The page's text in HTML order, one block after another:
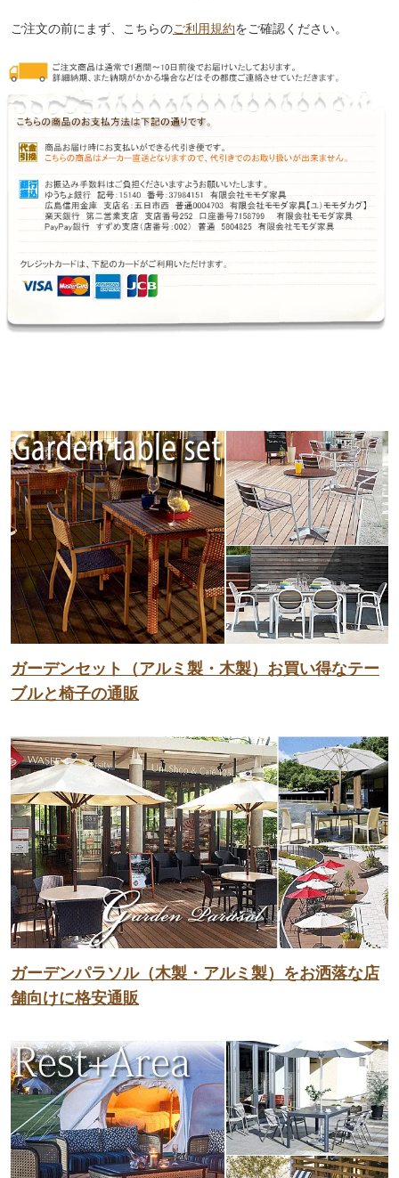
ご注文の前にまず、こちらのご利用規約をご確認ください。
ガーデンセット（アルミ製・木製）お買い得なテー
ブルと椅子の通販
ガーデンパラソル（木製・アルミ製）をお洒落な店
舗向けに格安通販